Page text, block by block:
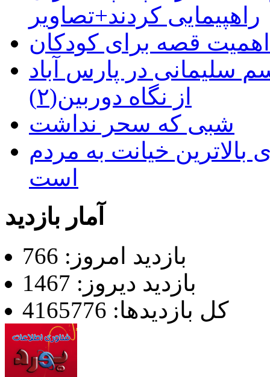
راهپیمایی کردند+تصاویر
سلیمانی در پارس آباد
از نگاه دوربین(۲)
شبی که سحر نداشت
خیانت به مردم
است
آمار بازدید
بازدید امروز: 766
بازدید دیروز: 1467
کل بازدیدها: 4165776